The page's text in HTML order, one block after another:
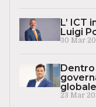
L’ ICT
Luigi
30 Mar
Dentro
globale
23 Mar